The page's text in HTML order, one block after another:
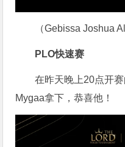
（Gebissa Joshua
PLO快速赛
在昨天晚上20点开
Mygaa拿下，恭喜他！